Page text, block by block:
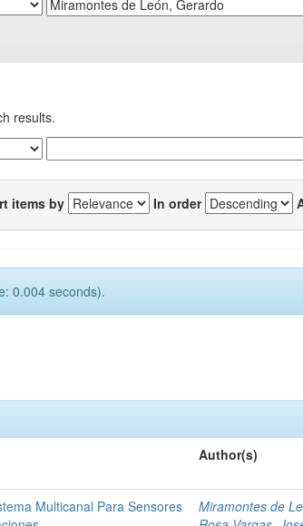
results.
items by In order
0.004 seconds).
Author(s)
Multicanal Para Sensores
Miramontes de